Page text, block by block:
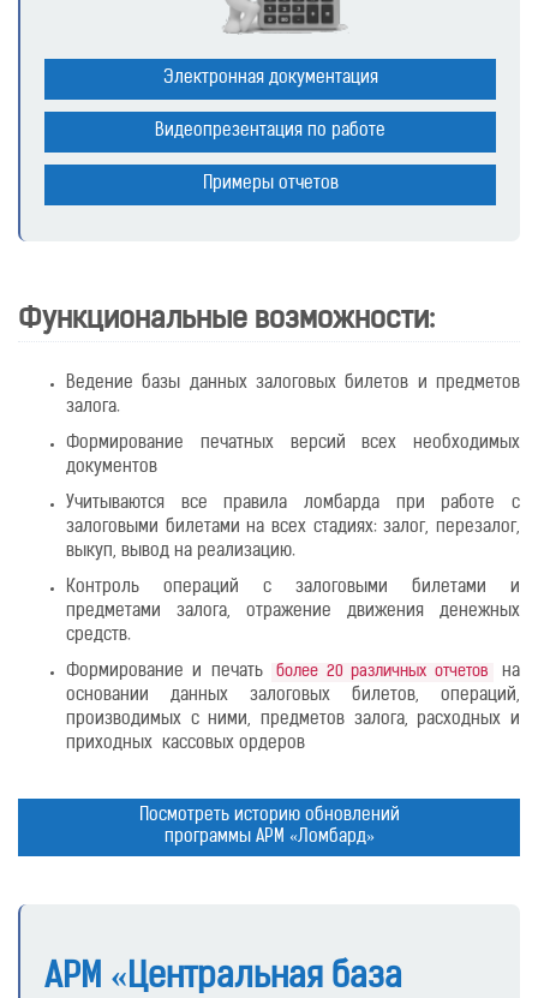
Электронная документация
Видеопрезентация по работе
Примеры отчетов
Функциональные возможности:
Ведение базы данных залоговых билетов и предметов
залога.
Формирование печатных версий всех необходимых
документов
Учитываются все правила ломбарда при работе с
залоговыми билетами на всех стадиях: залог, перезалог,
выкуп, вывод на реализацию.
Контроль операций с залоговыми билетами и
предметами залога, отражение движения денежных
средств.
Формирование и печать
более 20 различных отчетов
на
основании данных залоговых билетов, операций,
производимых с ними, предметов залога, расходных и
приходных кассовых ордеров
Посмотреть историю обновлений
программы АРМ «Ломбард»
АРМ «Центральная база